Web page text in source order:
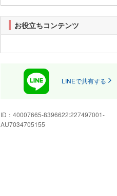
お立ち寄りください。軽トラック
～外車までお探しのお車を全国よ
りお探しいたします。新車、中古
装、保険なんでもご相談くださ
高く買い取りをモットーにがんば
ります。ハコスカ大好きおじさん
にきませんか。
ハコスカ溺愛中
お役立ちコンテンツ
LINEで共有する
ID： 40007665-8396622:227497001-
AU7034705155